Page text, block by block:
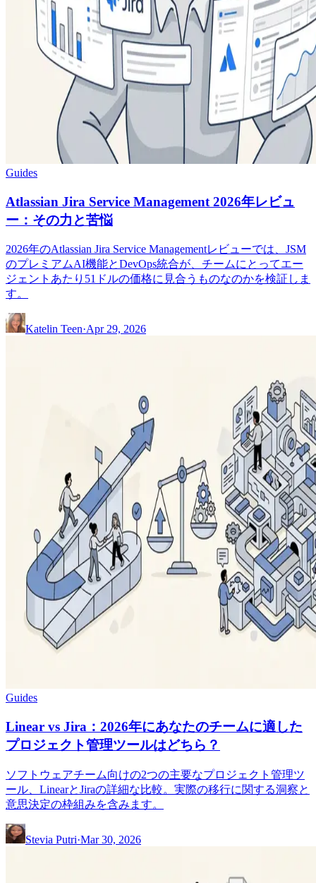
Guides
Atlassian Jira Service Management 2026年レビュ
ー：その力と苦悩
2026年のAtlassian Jira Service Managementレビューでは、JSM
のプレミアムAI機能とDevOps統合が、チームにとってエー
ジェントあたり51ドルの価格に見合うものなのかを検証しま
す。
Katelin Teen·Apr 29, 2026
Guides
Linear vs Jira：2026年にあなたのチームに適した
プロジェクト管理ツールはどちら？
ソフトウェアチーム向けの2つの主要なプロジェクト管理ツ
ール、LinearとJiraの詳細な比較。実際の移行に関する洞察と
意思決定の枠組みを含みます。
Stevia Putri·Mar 30, 2026